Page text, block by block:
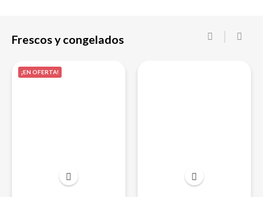
Frescos y congelados
¡EN OFERTA!